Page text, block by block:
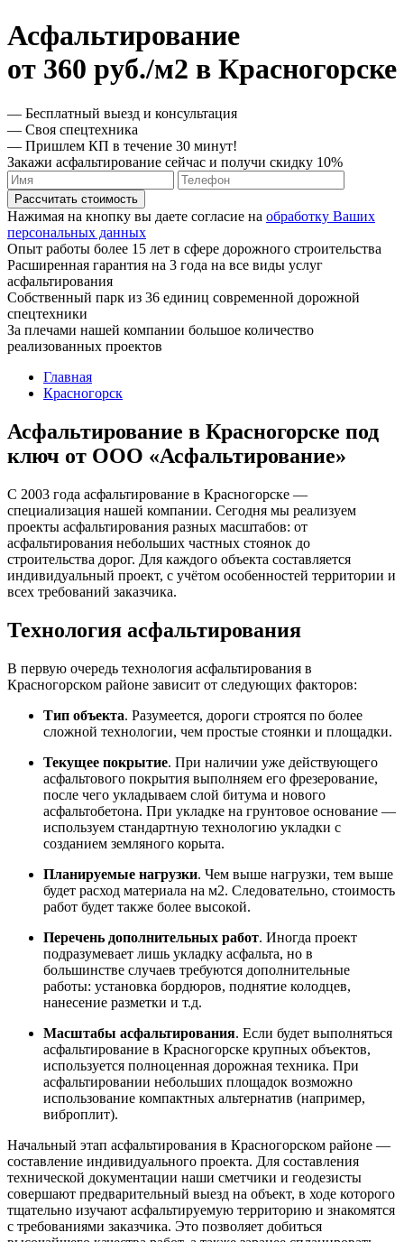
Асфальтирование
от 360 руб./м2 в Красногорске
— Бесплатный выезд и консультация
— Своя спецтехника
— Пришлем КП в течение 30 минут!
Закажи асфальтирование сейчас и получи скидку 10%
Рассчитать стоимость
Нажимая на кнопку вы даете согласие на обработку Ваших
персональных данных
Опыт работы более 15 лет в сфере дорожного строительства
Расширенная гарантия на 3 года на все виды услуг
асфальтирования
Собственный парк из 36 единиц современной дорожной
спецтехники
За плечами нашей компании большое количество
реализованных проектов
Главная
Красногорск
Асфальтирование в Красногорске под
ключ от ООО «Асфальтирование»
С 2003 года асфальтирование в Красногорске —
специализация нашей компании. Сегодня мы реализуем
проекты асфальтирования разных масштабов: от
асфальтирования небольших частных стоянок до
строительства дорог. Для каждого объекта составляется
индивидуальный проект, с учётом особенностей территории и
всех требований заказчика.
Технология асфальтирования
В первую очередь технология асфальтирования в
Красногорском районе зависит от следующих факторов:
Тип объекта. Разумеется, дороги строятся по более
сложной технологии, чем простые стоянки и площадки.
Текущее покрытие. При наличии уже действующего
асфальтового покрытия выполняем его фрезерование,
после чего укладываем слой битума и нового
асфальтобетона. При укладке на грунтовое основание —
используем стандартную технологию укладки с
созданием земляного корыта.
Планируемые нагрузки. Чем выше нагрузки, тем выше
будет расход материала на м2. Следовательно, стоимость
работ будет также более высокой.
Перечень дополнительных работ. Иногда проект
подразумевает лишь укладку асфальта, но в
большинстве случаев требуются дополнительные
работы: установка бордюров, поднятие колодцев,
нанесение разметки и т.д.
Масштабы асфальтирования. Если будет выполняться
асфальтирование в Красногорске крупных объектов,
используется полноценная дорожная техника. При
асфальтировании небольших площадок возможно
использование компактных альтернатив (например,
виброплит).
Начальный этап асфальтирования в Красногорском районе —
составление индивидуального проекта. Для составления
технической документации наши сметчики и геодезисты
совершают предварительный выезд на объект, в ходе которого
тщательно изучают асфальтируемую территорию и знакомятся
с требованиями заказчика. Это позволяет добиться